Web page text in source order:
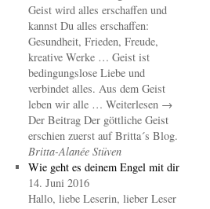
Geist wird alles erschaffen und
kannst Du alles erschaffen:
Gesundheit, Frieden, Freude,
kreative Werke … Geist ist
bedingungslose Liebe und
verbindet alles. Aus dem Geist
leben wir alle … Weiterlesen →
Der Beitrag Der göttliche Geist
erschien zuerst auf Britta´s Blog.
Britta-Alanée Stüven
Wie geht es deinem Engel mit dir
14. Juni 2016
Hallo, liebe Leserin, lieber Leser